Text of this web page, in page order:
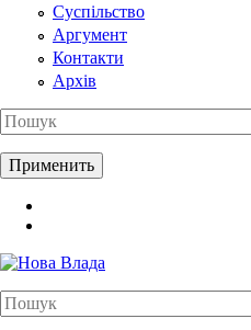
Суспільство
Аргумент
Контакти
Архів